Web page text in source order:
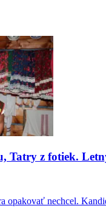
Tatry z fotiek.